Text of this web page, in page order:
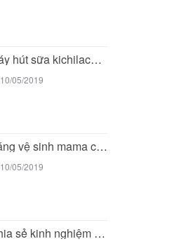
Máy hút sữa kichilachi - giải pháp tối ưu...
10/05/2019
Băng vệ sinh mama có an toàn cho các...
10/05/2019
Chia sẻ kinh nghiệm mua đồ sơ sinh của...